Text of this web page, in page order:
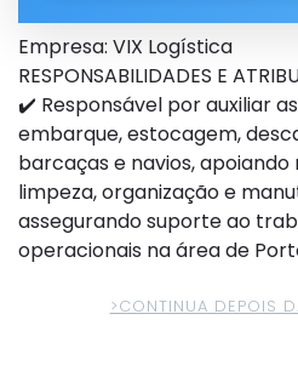
Empresa: VIX Logística
RESPONSABILIDADES E
✔️ Responsável por auxiliar
embarque, estocagem,
barcaças e navios,
limpeza, organização e
assegurando suporte ao
operacionais na área de
>CONTINUA DEPOIS